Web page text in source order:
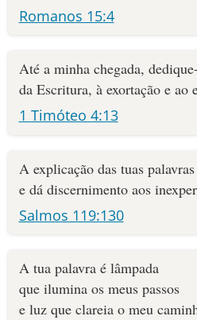
Romanos 15:4
Até a minha chegada,
da Escritura, à exortação e ao
1 Timóteo 4:13
A explicação das tuas
e dá discernimento aos
Salmos 119:130
A tua palavra é lâmpada
que ilumina os meus passos
e luz que clareia o meu